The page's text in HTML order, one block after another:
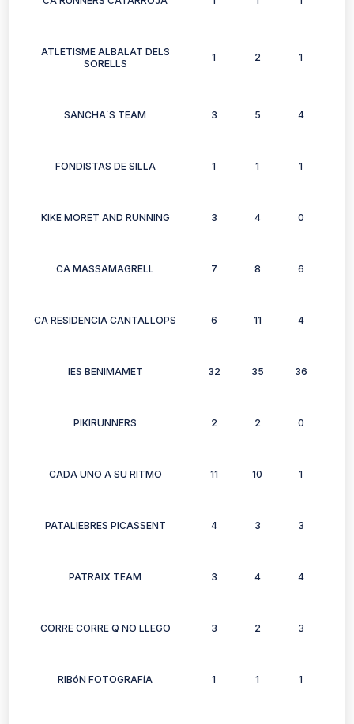
ATLETISME ALBALAT DELS
SORELLS
1 2 1
SANCHA´S TEAM 3 5 4
FONDISTAS DE SILLA 1 1 1
KIKE MORET AND RUNNING 3 4 0
CA MASSAMAGRELL 7 8 6
CA RESIDENCIA CANTALLOPS 6 11 4
IES BENIMAMET 32 35 36
PIKIRUNNERS 2 2 0
CADA UNO A SU RITMO 11 10 1
PATALIEBRES PICASSENT 4 3 3
PATRAIX TEAM 3 4 4
CORRE CORRE Q NO LLEGO 3 2 3
RIBóN FOTOGRAFíA 1 1 1